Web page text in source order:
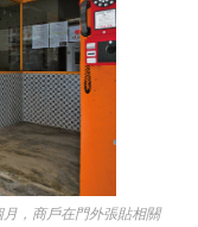
，商戶在門外張貼相關